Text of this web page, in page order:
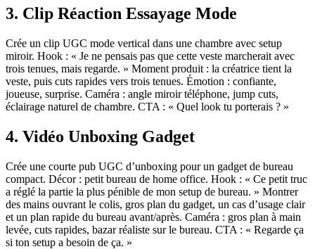
3. Clip Réaction Essayage Mode
Crée un clip UGC mode vertical dans une chambre avec setup
miroir. Hook : « Je ne pensais pas que cette veste marcherait avec
trois tenues, mais regarde. » Moment produit : la créatrice tient la
veste, puis cuts rapides vers trois tenues. Émotion : confiante,
joueuse, surprise. Caméra : angle miroir téléphone, jump cuts,
éclairage naturel de chambre. CTA : « Quel look tu porterais ? »
4. Vidéo Unboxing Gadget
Crée une courte pub UGC d’unboxing pour un gadget de bureau
compact. Décor : petit bureau de home office. Hook : « Ce petit truc
a réglé la partie la plus pénible de mon setup de bureau. » Montrer
des mains ouvrant le colis, gros plan du gadget, un cas d’usage clair
et un plan rapide du bureau avant/après. Caméra : gros plan à main
levée, cuts rapides, bazar réaliste sur le bureau. CTA : « Regarde ça
si ton setup a besoin de ça. »